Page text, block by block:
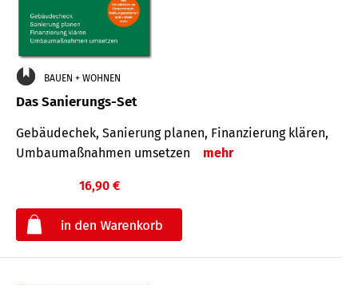
BAUEN + WOHNEN
Das Sanierungs-Set
Gebäudechek, Sanierung planen, Finanzierung klären,
Umbaumaßnahmen umsetzen
mehr
16,90 €